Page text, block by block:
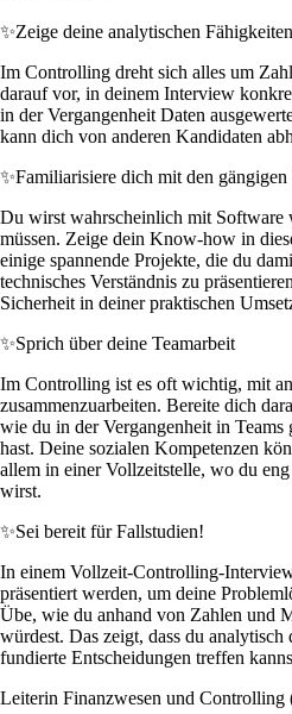
✨Zeige deine analytischen
Im Controlling dreht sich alles um
darauf vor, in deinem Interview
in der Vergangenheit Daten
kann dich von anderen Kandidaten
✨Familiarisiere dich mit den gängigen
Du wirst wahrscheinlich mit Software
müssen. Zeige dein Know-how in
einige spannende Projekte, die du
technisches Verständnis zu
Sicherheit in deiner praktischen
✨Sprich über deine Teamarbeit
Im Controlling ist es oft wichtig, mit
zusammenzuarbeiten. Bereite dich
wie du in der Vergangenheit in
hast. Deine sozialen Kompetenzen
allem in einer Vollzeitstelle, wo du
wirst.
✨Sei bereit für Fallstudien!
In einem Vollzeit-Controlling-
präsentiert werden, um deine
Übe, wie du anhand von Zahlen und
würdest. Das zeigt, dass du
fundierte Entscheidungen treffen
Leiterin Finanzwesen und Controlling